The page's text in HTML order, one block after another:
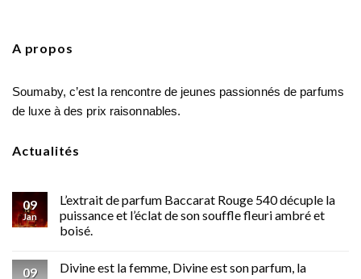
A propos
Soumaby, c’est la rencontre de jeunes passionnés de parfums
de luxe à des prix raisonnables.
Actualités
09
Jan
L’extrait de parfum Baccarat Rouge 540 décuple la
puissance et l’éclat de son souffle fleuri ambré et
boisé.
09
Divine est la femme, Divine est son parfum, la